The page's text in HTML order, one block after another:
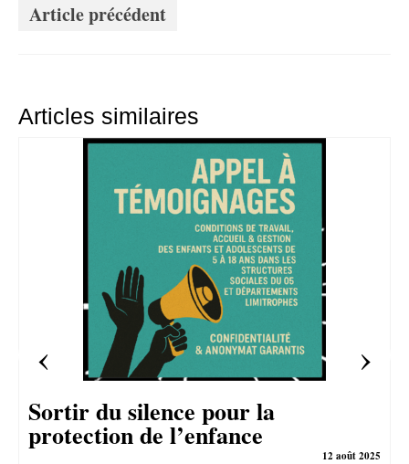
Article précédent
Articles similaires
Sortir du silence pour la
protection de l’enfance
12 août 2025